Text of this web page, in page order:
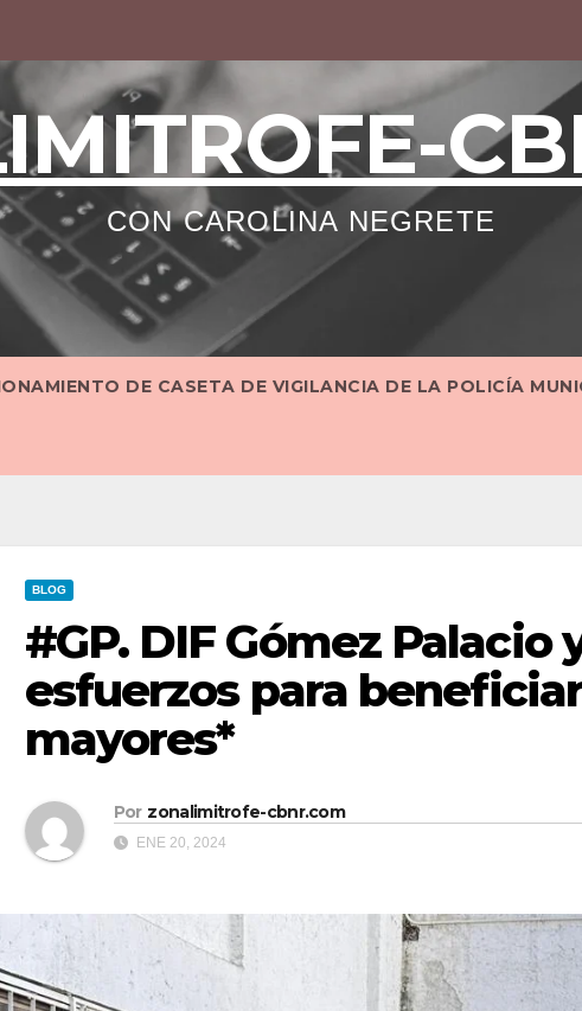
CON CAROLINA NEGRETE
DE CASETA DE VIGILANCIA DE LA POLICÍA
BLOG
#GP. DIF Gómez Palacio
esfuerzos para
mayores*
Por zonalimitrofe-cbnr.com
ENE 20, 2024